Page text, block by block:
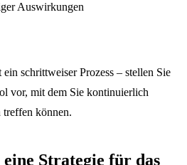
Auswirkungen
schrittweiser Prozess – stellen Sie
vor, mit dem Sie kontinuierlich
treffen können.
Strategie für das